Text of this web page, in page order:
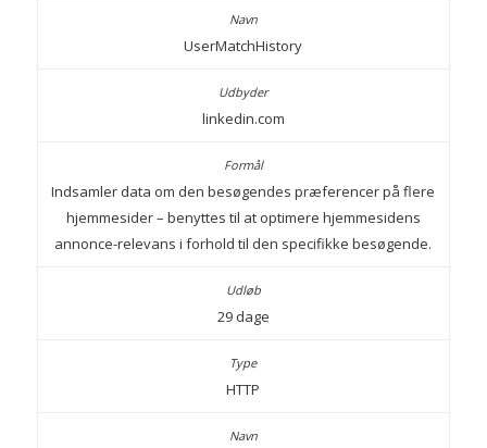
UserMatchHistory
linkedin.com
Indsamler data om den besøgendes præferencer på flere
hjemmesider – benyttes til at optimere hjemmesidens
annonce-relevans i forhold til den specifikke besøgende.
29 dage
HTTP